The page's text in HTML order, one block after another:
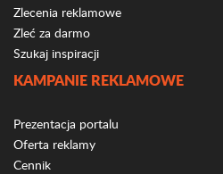
Zlecenia reklamowe
Zleć za darmo
Szukaj inspiracji
KAMPANIE REKLAMOWE
Prezentacja portalu
Oferta reklamy
Cennik